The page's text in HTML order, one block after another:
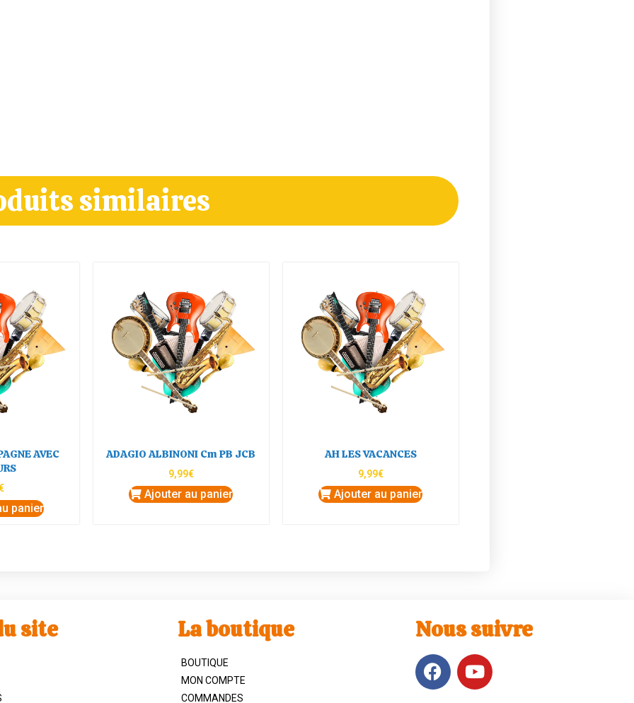
similaires
AVEC
panier
ADAGIO ALBINONI Cm PB JCB
9,99€
Ajouter au panier
AH LES VACANCES
9,99€
Ajouter au panier
site La boutique
BOUTIQUE
MON COMPTE
COMMANDES
Nous suivre